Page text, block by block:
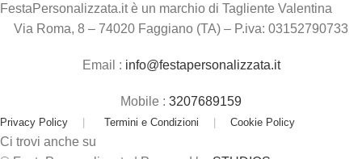
FestaPersonalizzata.it è un marchio di Tagliente Valentina
Via Roma, 8 – 74020 Faggiano (TA) – P.iva: 03152790733
Email : info@festapersonalizzata.it
Mobile : 3207689159
Privacy Policy | Termini e Condizioni | Cookie Policy
Ci trovi anche su